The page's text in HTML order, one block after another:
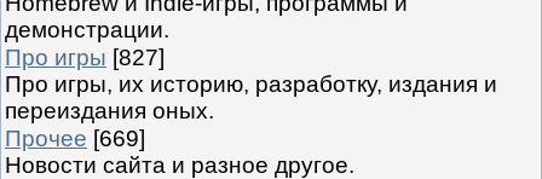
демонстрации.
Про игры [827]
Про игры, их историю, разработку, издания и
переиздания оных.
Прочее [669]
Новости сайта и разное другое.